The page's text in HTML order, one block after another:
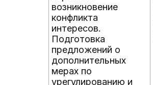
возникновение
конфликта
интересов.
Подготовка
предложений о
дополнительных
мерах по
урегулированию и